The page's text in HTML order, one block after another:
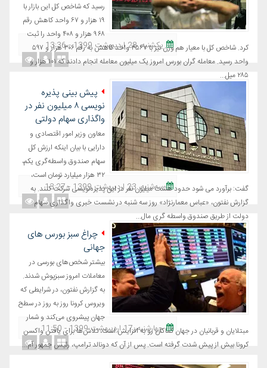
رسید که شاخص کل این بازار با
۱۹ هزار و ۶۷ واحد کاهش رقم
۹۶۸ هزار و ۴۰۸ واحد را ثبت
کرد. شاخص کل با معیار هم وزن نیز با ۳۵۶۷ واحد کاهش به رقم ۳۰۶ هزار و ۵۹۷
واحد رسید. معامله گران بورس امروز یک میلیون معامله انجام دادند که ۱۰۱ هزار و
۲۸۵ میل...
یکشنبه، 28 اردیبهشت 1399 - 13:36
پیش بینی پذیره
نویسی ۸ میلیون نفر در
واگذاری سهام دولتی
معاون وزیر امور اقتصادی و
دارایی با بیان اینکه ارزش کل
سهام صندوق واسطه‌گری یکم،
۳۲ هزار میلیارد تومان است،
گفت: برآورد می شود حدود هشت میلیون نفر در این پذیره‌نویسی شرکت کنند. به
گزارش نفتون، «عباس معمارنژاد» روز سه شنبه در نشست خبری واگذاری سهام
دولت از طریق صندوق واسطه گری مال...
ﺳﻪشنبه، 23 اردیبهشت 1399 - 13:27
چراغ سبز بورس های
جهانی
بیشتر شخص‌های بورسی در
معاملات امروز سبزپوش شدند.
به گزارش نفتون، در شرایطی که
ویروس کرونا روز به روز در سطح
جهان پیشروی می‌کند و شمار
مبتلایان و قربانیان در جهان کماکان رو به افزایش است، تلاش‌ها برای یافتن واکسن
کرونا بیش از پیش شدت گرفته است. پس از آن که دونالد ترامپ، رئیس جمهور آم...
چهارشنبه، 17 اردیبهشت 1399 - 11:50